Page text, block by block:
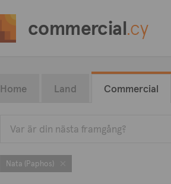
commercial.cy
Home Land Commercial
Nata (Paphos)